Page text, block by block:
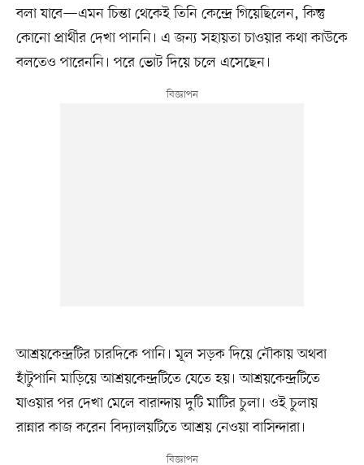
বলা যাবে—এমন চিন্তা থেকেই তিনি কেন্দ্রে গিয়েছিলেন, কিন্তু
কোনো প্রার্থীর দেখা পাননি। এ জন্য সহায়তা চাওয়ার কথা কাউকে
বলতেও পারেননি। পরে ভোট দিয়ে চলে এসেছেন।
আশ্রয়কেন্দ্রটির চারদিকে পানি। মূল সড়ক দিয়ে নৌকায় অথবা
হাঁটুপানি মাড়িয়ে আশ্রয়কেন্দ্রটিতে যেতে হয়। আশ্রয়কেন্দ্রটিতে
যাওয়ার পর দেখা মেলে বারান্দায় দুটি মাটির চুলা। ওই চুলায়
রান্নার কাজ করেন বিদ্যালয়টিতে আশ্রয় নেওয়া বাসিন্দারা।